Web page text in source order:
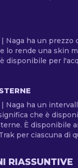
Naga ha un prezzo
lo rende una skin
disponibile per
Naga ha un
che è
È disponibile
per ciascuna di
RIASSUNTIVE